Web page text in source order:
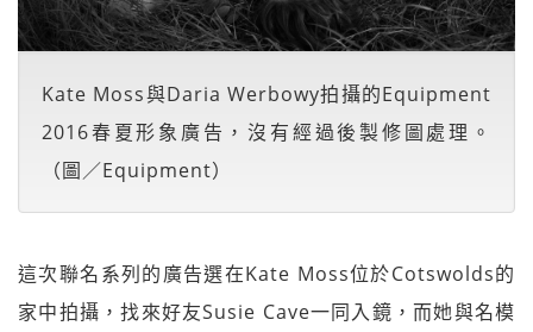
Kate Moss與Daria Werbowy拍攝的Equipment
2016春夏形象廣告，沒有經過後製修圖處理。
（圖／Equipment）
這次聯名系列的廣告選在Kate Moss位於Cotswolds的
家中拍攝，找來好友Susie Cave一同入鏡，而她與名模